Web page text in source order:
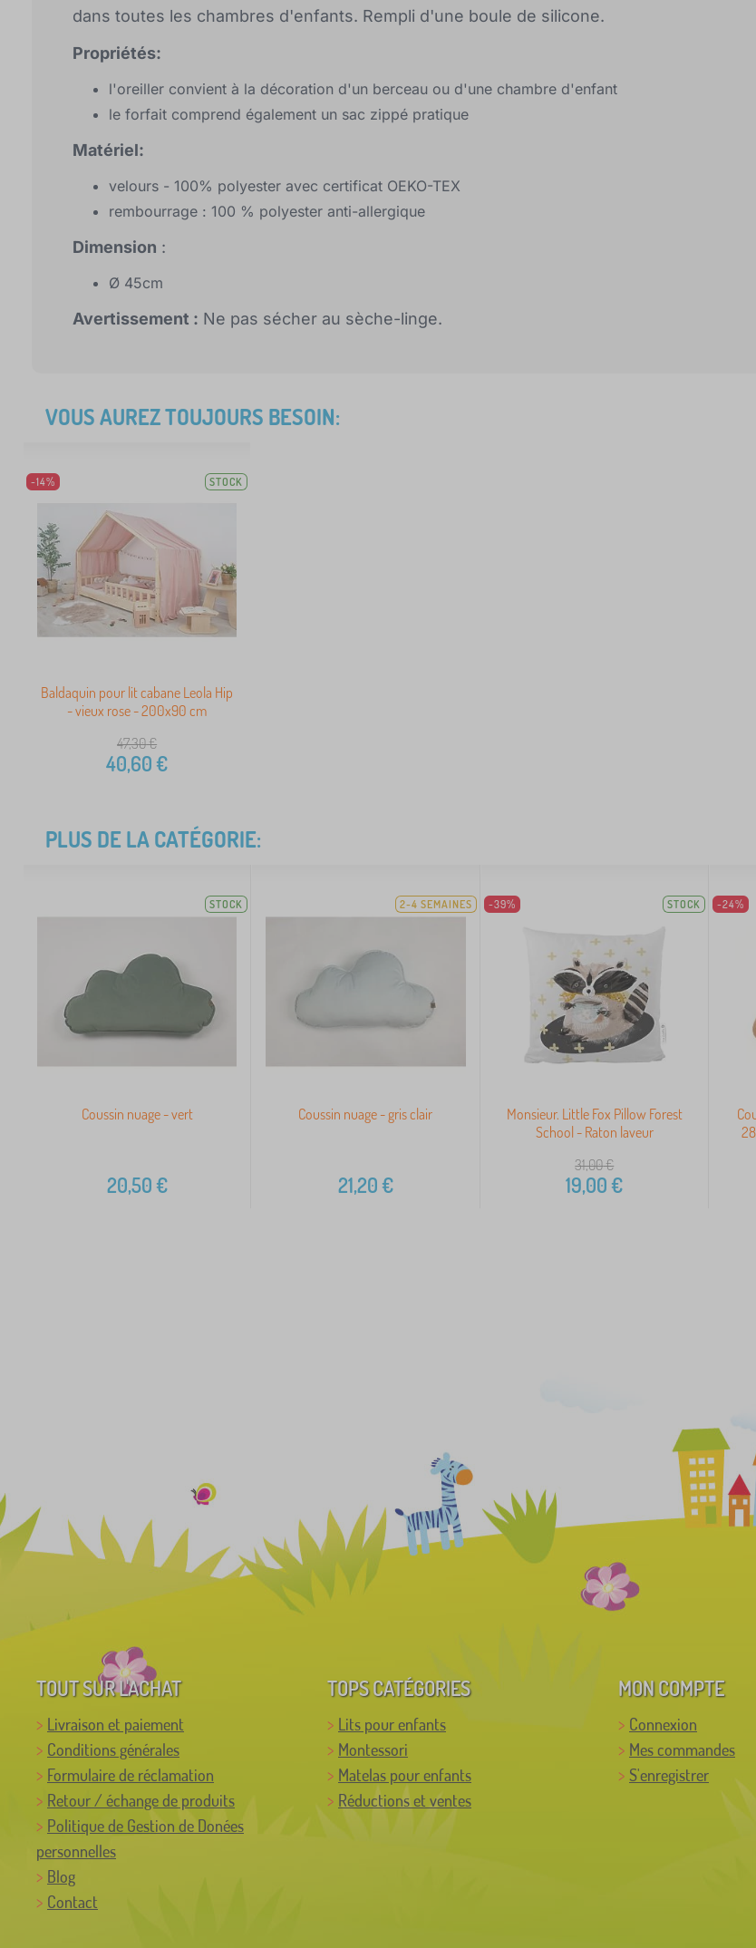
dans toutes les chambres d'enfants. Rempli d'une boule de silicone.
Propriétés:
l'oreiller convient à la décoration d'un berceau ou d'une chambre d'enfant
le forfait comprend également un sac zippé pratique
Matériel:
velours - 100% polyester avec certificat OEKO-TEX
rembourrage : 100 % polyester anti-allergique
Dimension :
Ø 45cm
Avertissement : Ne pas sécher au sèche-linge.
VOUS AUREZ TOUJOURS BESOIN:
-14% STOCK
Baldaquin pour lit cabane Leola Hip
- vieux rose - 200x90 cm
47,30€
40,60€
PLUS DE LA CATÉGORIE:
STOCK
Coussin nuage - vert
20,50€
2-4 SEMAINES
Coussin nuage - gris clair
21,20€
-39% STOCK
Monsieur. Little Fox Pillow Forest
School - Raton laveur
31,00€
19,00€
-24%
TOUT SUR L'ACHAT
Livraison et paiement
Conditions générales
Formulaire de réclamation
Retour / échange de produits
Politique de Gestion de Donées
personnelles
Blog
Contact
TOPS CATÉGORIES
Lits pour enfants
Montessori
Matelas pour enfants
Réductions et ventes
MON COMPTE
Connexion
Mes commandes
S'enregistrer